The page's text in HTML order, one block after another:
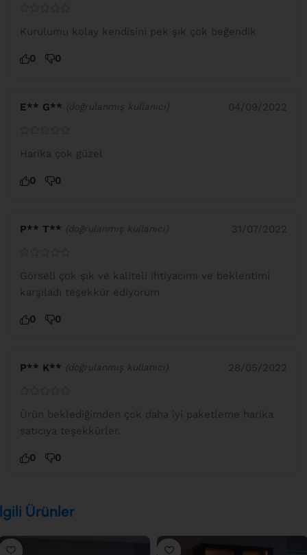
Kurulumu kolay kendisini pek şık çok beğendik
0 0
E** G** (doğrulanmış kullanıcı) 04/09/2022
Harika çok güzel
0 0
P** T** (doğrulanmış kullanıcı) 31/07/2022
Görseli çok şık ve kaliteli ihtiyacımı ve beklentimi
karşıladı teşekkür ediyorum
0 0
P** K** (doğrulanmış kullanıcı) 28/05/2022
Ürün beklediğimden çok daha iyi paketleme harika
satıcıya teşekkürler.
0 0
Ürünler